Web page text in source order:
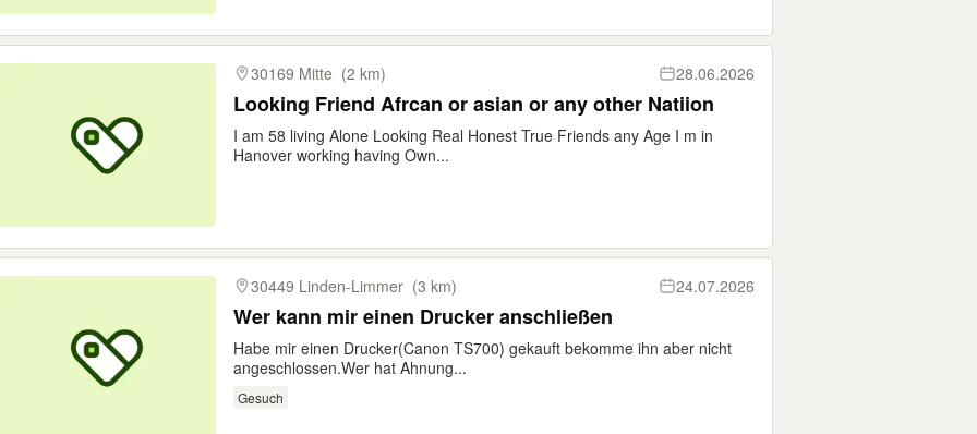
30169 Mitte (2 km) 28.06.2026
Looking Friend Afrcan or asian or any other Natiion
I am 58 living Alone Looking Real Honest True Friends any Age I m in
Hanover working having Own...
30449 Linden-Limmer (3 km) 24.07.2026
Wer kann mir einen Drucker anschließen
Habe mir einen Drucker(Canon TS700) gekauft bekomme ihn aber nicht
angeschlossen.Wer hat Ahnung...
Gesuch